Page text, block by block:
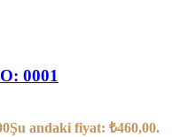
0001
Şu andaki fiyat: ₺460,00.